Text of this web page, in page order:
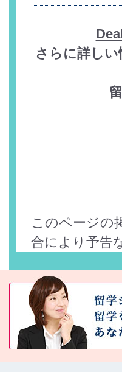
さらに詳し
このページの
合により予告